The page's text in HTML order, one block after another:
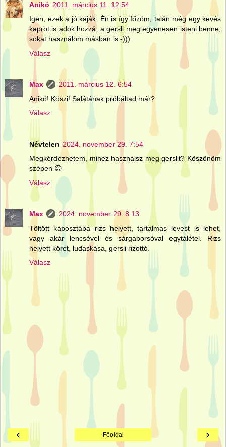
Anikó 2011. március 11. 12:54
Igen, ezek a jó kaják. Én is így főzöm, talán még egy kevés
kaprot is adok hozzá, a gersli meg egyenesen isteni benne,
sokat használom másban is:-)))
Válasz
Max
2011. március 12. 6:54
Anikó! Köszi! Salátának próbáltad már?
Válasz
Névtelen 2024. november 29. 7:54
Megkérdezhetem, mihez használsz meg gerslit? Köszönöm
szépen 😊
Válasz
Max
2024. november 29. 8:13
Töltött káposztába rizs helyett, tartalmas levest is lehet,
vagy akár lencsével és sárgaborsóval egytálétel. Rizs
helyett köret, ludaskása, gersli rizottó.
Válasz
‹ ›
Főoldal